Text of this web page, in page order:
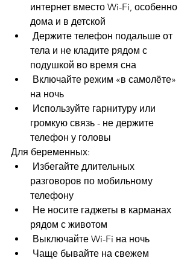
интернет вместо Wi-Fi, особенно
дома и в детской
тела и не кладите рядом с
подушкой во время сна
на ночь
громкую связь - не держите
телефон у головы
Для беременных:
разговоров по мобильному
телефону
рядом с животом
Выключайте Wi-Fi на ночь